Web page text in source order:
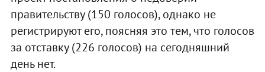
правительству (150 голосов), однако не
регистрируют его, поясняя это тем, что голосов
за отставку (226 голосов) на сегодняшний
день нет.